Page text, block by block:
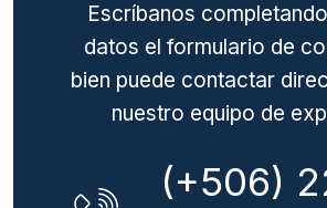
Escríbanos
datos el formulario de
bien puede contactar
nuestro equipo de
(+506)